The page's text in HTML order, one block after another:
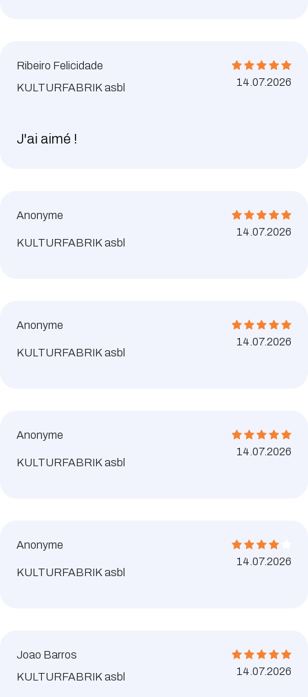
Ribeiro Felicidade
KULTURFABRIK asbl
14.07.2026
J'ai aimé !
Anonyme
KULTURFABRIK asbl
14.07.2026
Anonyme
KULTURFABRIK asbl
14.07.2026
Anonyme
KULTURFABRIK asbl
14.07.2026
Anonyme
KULTURFABRIK asbl
14.07.2026
Joao Barros
KULTURFABRIK asbl
14.07.2026